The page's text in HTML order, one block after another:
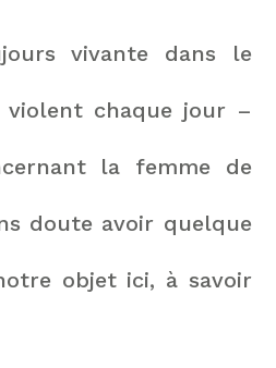
vivante dans le
violent chaque jour –
la femme de
doute avoir quelque
objet ici, à savoir